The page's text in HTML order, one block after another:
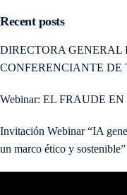
Recent posts
DIRECTORA GENERAL
CONFERENCIANTE
Webinar: EL FRAUDE
Invitación Webinar “IA
un marco ético y sostenible”